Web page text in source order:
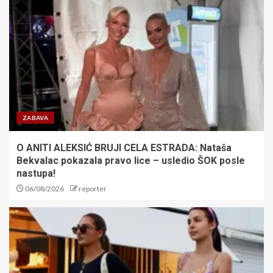
5
Besplatan ulaz za mališane:
Zvezda obradovala najmlađe
navijače pred duel sa Novim
Pazarom
TO JE PRAVI PARTIZAN: Crno-
beli razgalili navijače sjajnom
igrom i sa tri gola prednosti idu
u Kazahstan
2
Kada sport igra za humanost:
Fondacija Mozzart spaja
ZABAVA
O ANITI ALEKSIĆ BRUJI CELA ESTRADA: Nataša
Bekvalac pokazala pravo lice – usledio ŠOK posle
nastupa!
06/08/2026 reporter